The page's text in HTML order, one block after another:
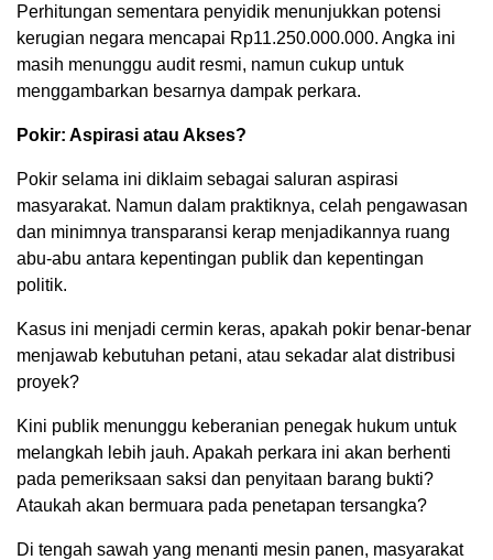
Perhitungan sementara penyidik menunjukkan potensi
kerugian negara mencapai Rp11.250.000.000. Angka ini
masih menunggu audit resmi, namun cukup untuk
menggambarkan besarnya dampak perkara.
Pokir: Aspirasi atau Akses?
Pokir selama ini diklaim sebagai saluran aspirasi
masyarakat. Namun dalam praktiknya, celah pengawasan
dan minimnya transparansi kerap menjadikannya ruang
abu-abu antara kepentingan publik dan kepentingan
politik.
Kasus ini menjadi cermin keras, apakah pokir benar-benar
menjawab kebutuhan petani, atau sekadar alat distribusi
proyek?
Kini publik menunggu keberanian penegak hukum untuk
melangkah lebih jauh. Apakah perkara ini akan berhenti
pada pemeriksaan saksi dan penyitaan barang bukti?
Ataukah akan bermuara pada penetapan tersangka?
Di tengah sawah yang menanti mesin panen, masyarakat